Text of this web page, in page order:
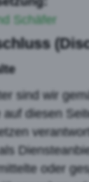
Schäfer
sind wir
auf diesen
oder